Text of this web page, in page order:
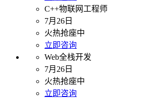
C++物联网工程师
7月26日
火热抢座中
立即咨询
Web全栈开发
7月26日
火热抢座中
立即咨询